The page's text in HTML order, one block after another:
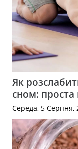
Як
сном: проста
Середа, 5 Серпня,